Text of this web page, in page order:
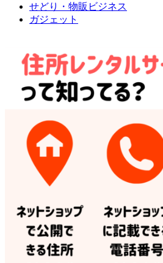
せどり・物販ビジネス
ガジェット